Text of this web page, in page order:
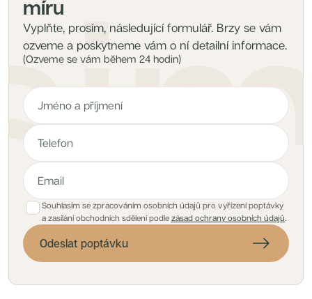
míru
Vyplňte, prosím, následující formulář. Brzy se vám
ozveme a poskytneme vám o ní detailní informace.
(Ozveme se vám během 24 hodin)
Souhlasím se zpracováním osobních údajů pro vyřízení poptávky
a zasílání obchodních sdělení podle zásad ochrany osobních údajů.
Odeslat poptávku